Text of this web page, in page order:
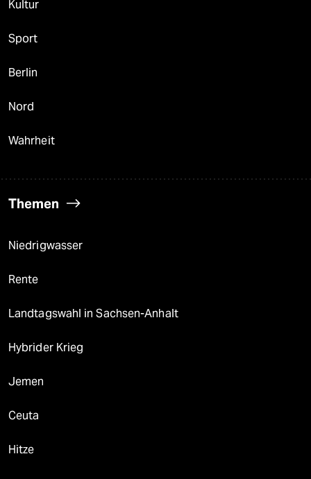
Kultur
Sport
Berlin
Nord
Wahrheit
Themen
Niedrigwasser
Rente
Landtagswahl in Sachsen-Anhalt
Hybrider Krieg
Jemen
Ceuta
Hitze